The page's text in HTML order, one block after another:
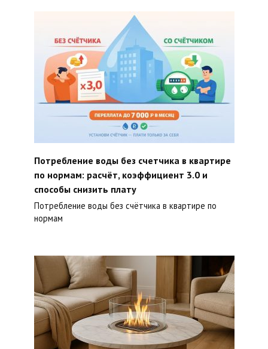
Потребление воды без счетчика в квартире
по нормам: расчёт, коэффициент 3.0 и
способы снизить плату
Потребление воды без счётчика в квартире по
нормам